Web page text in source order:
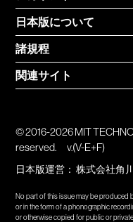
日本版について
諸規程
関連サイト
© 2016-2026 MIT
reserved.
v.(V-E+F)
日本版運営：株式会社角
No part of this issue may be produced
or in the form of a phonographic
or otherwise copied for public or